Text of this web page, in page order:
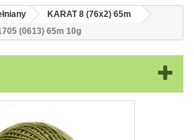
KARAT 8 (76x2) 65m
(0613) 65m 10g